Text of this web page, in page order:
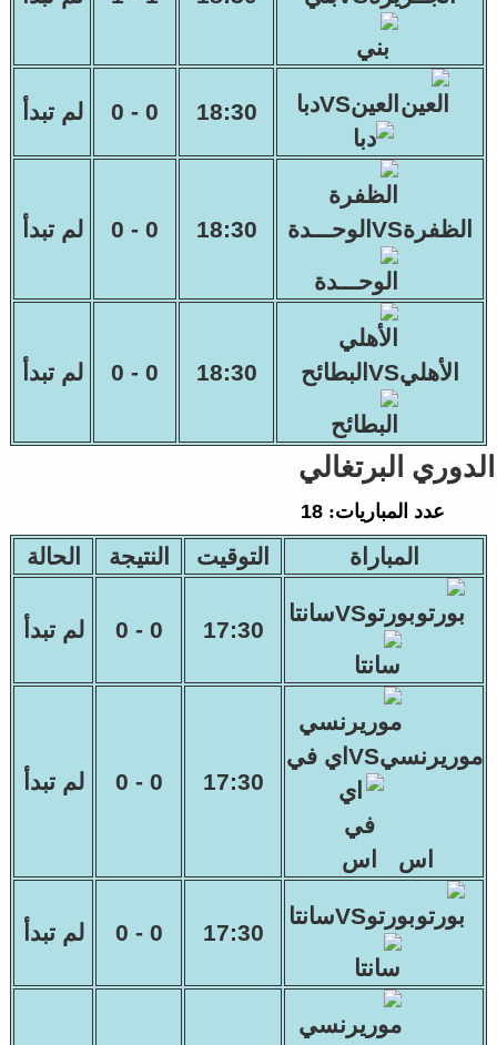
العينVSدبا 18:30
0 - 0 لم تبدأ
الظفرةVSالوحـــدة 18:30
0 - 0 لم تبدأ
الأهليVSالبطائح 18:30
0 - 0 لم تبدأ
الدوري البرتغالي
عدد المباريات:18
المباراة التوقيت النتيجة الحالة
بورتوVSسانتا
17:30
0 - 0 لم تبدأ
موريرنسيVSاي في
اس
17:30
0 - 0 لم تبدأ
بورتوVSسانتا
17:30
0 - 0 لم تبدأ